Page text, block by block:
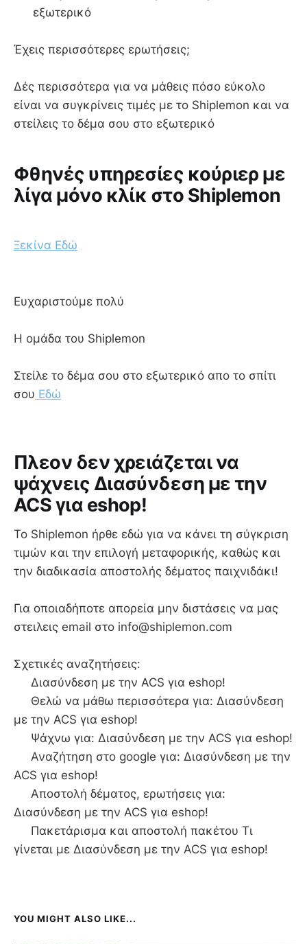
εξωτερικό
Έχεις περισσότερες ερωτήσεις;
Δές περισσότερα για να μάθεις πόσο εύκολο
είναι να συγκρίνεις τιμές με το Shiplemon και να
στείλεις το δέμα σου στο εξωτερικό
Φθηνές υπηρεσίες κούριερ με
λίγα μόνο κλίκ στο Shiplemon
Ξεκίνα Εδώ
Ευχαριστούμε πολύ
Η ομάδα του Shiplemon
Στείλε το δέμα σου στο εξωτερικό απο το σπίτι
σου Εδώ
Πλεον δεν χρειάζεται να
ψάχνεις Διασύνδεση με την
ACS για eshop!
To Shiplemon ήρθε εδώ για να κάνει τη σύγκριση
τιμών και την επιλογή μεταφορικής, καθώς και
την διαδικασία αποστολής δέματος παιχνιδάκι!
Για οποιαδήποτε απορεία μην διστάσεις να μας
στειλεις email στο info@shiplemon.com
Σχετικές αναζητήσεις:
Διασύνδεση με την ACS για eshop!
Θελώ να μάθω περισσότερα για: Διασύνδεση
με την ACS για eshop!
Ψάχνω για: Διασύνδεση με την ACS για eshop!
Αναζήτηση στο google για: Διασύνδεση με την
ACS για eshop!
Αποστολή δέματος, ερωτήσεις για:
Διασύνδεση με την ACS για eshop!
Πακετάρισμα και αποστολή πακέτου Τι
γίνεται με Διασύνδεση με την ACS για eshop!
YOU MIGHT ALSO LIKE...